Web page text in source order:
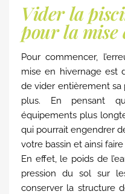
Vider la
pour la mise
Pour commencer,
mise en hivernage est
de vider entièrement sa
plus. En pensant
équipements plus
qui pourrait engendrer
votre bassin et ainsi
En effet, le poids de
pression du sol sur
conserver la structure